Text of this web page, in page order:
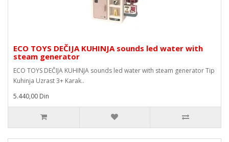
ECO TOYS DEČIJA KUHINJA sounds led water with
steam generator
ECO TOYS DEČIJA KUHINJA sounds led water with steam generator Tip
Kuhinja Uzrast 3+ Karak..
5.440,00 Din